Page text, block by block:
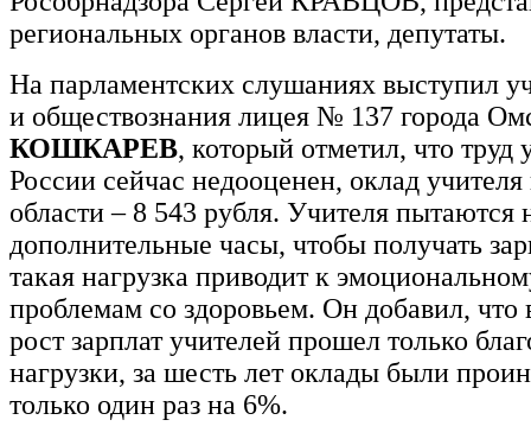
региональных органов власти, депутаты.
На парламентских слушаниях выступил
и обществознания лицея № 137 города
КОШКАРЕВ, который отметил, что труд
России сейчас недооценен, оклад
области – 8 543 рубля. Учителя пытаются
дополнительные часы, чтобы получать
такая нагрузка приводит к
проблемам со здоровьем. Он добавил, что
рост зарплат учителей прошел только
нагрузки, за шесть лет оклады были
только один раз на 6%.